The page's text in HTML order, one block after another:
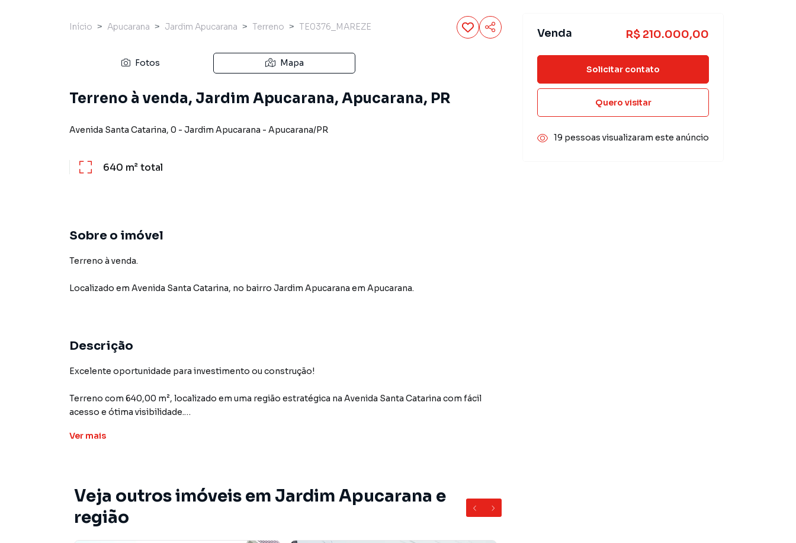
Início Apucarana Jardim Apucarana Terreno TE0376_MAREZE
Fotos Mapa
Terreno à venda, Jardim Apucarana, Apucarana, PR
Avenida Santa Catarina, 0 - Jardim Apucarana - Apucarana/PR
640 m²total
Sobre o imóvel
Terreno à venda.
Localizado em Avenida Santa Catarina, no bairro Jardim Apucarana em Apucarana.
Descrição
Excelente oportunidade para investimento ou construção!
Terreno com 640,00 m², localizado em uma região estratégica na Avenida Santa Catarina com fácil
acesso e ótima visibilidade.
📐 Dimensões do terreno:
Lateral direita: 26,60 metros
Lateral esquerda: 35,05 metros
Ver mais
Veja outros imóveis em Jardim Apucarana e
região
Venda R$ 210.000,00
Solicitar contato
Quero visitar
19 pessoas visualizaram este anúncio